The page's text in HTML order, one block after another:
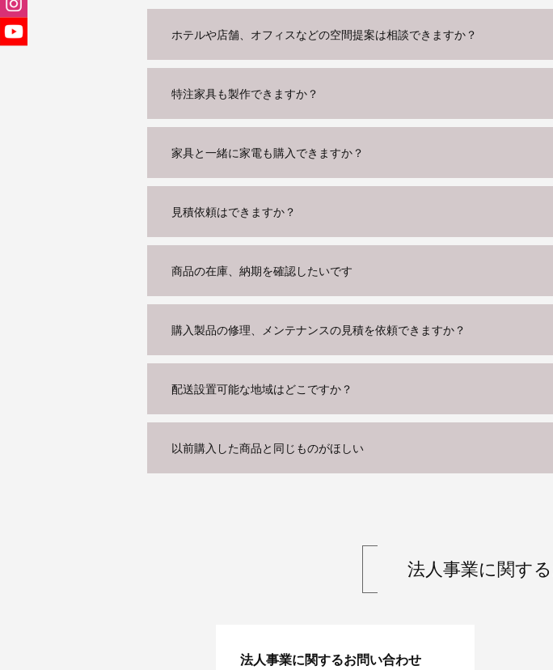
ホテルや店舗、オフィスなどの空間提案は相談できますか？
特注家具も製作できますか？
家具と一緒に家電も購入できますか？
見積依頼はできますか？
商品の在庫、納期を確認したいです
購入製品の修理、メンテナンスの見積を依頼できますか？
配送設置可能な地域はどこですか？
以前購入した商品と同じものがほしい
法人事業に関する
法人事業に関するお問い合わせ